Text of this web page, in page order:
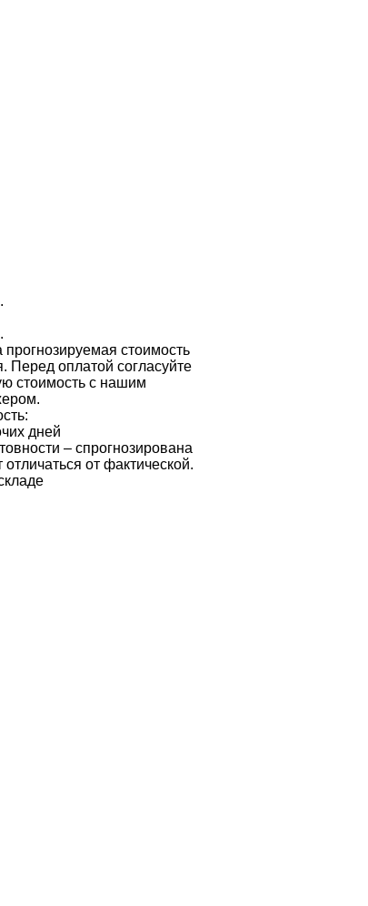
прогнозируемая стоимость
Перед оплатой согласуйте
стоимость с нашим
дней
– спрогнозирована
отличаться от фактической.